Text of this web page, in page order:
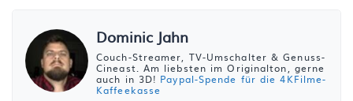
Dominic Jahn
Couch-Streamer, TV-Umschalter & Genuss-
Cineast. Am liebsten im Originalton, gerne
auch in 3D! Paypal-Spende für die 4KFilme-
Kaffeekasse